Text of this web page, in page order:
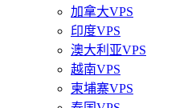
加拿大VPS
印度VPS
澳大利亚VPS
越南VPS
柬埔寨VPS